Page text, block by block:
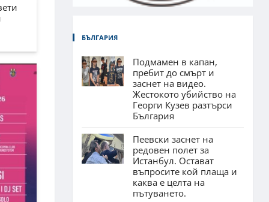
БЪЛГАРИЯ
Подмамен в капан,
пребит до смърт и
заснет на видео.
Жестокото убийство на
Георги Кузев разтърси
България
Пеевски заснет на
редовен полет за
Истанбул. Остават
въпросите кой плаща и
каква е целта на
пътуването.